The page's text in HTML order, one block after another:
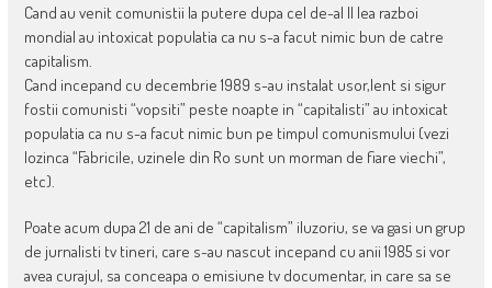
Cand au venit comunistii la putere dupa cel de-al II lea razboi
mondial au intoxicat populatia ca nu s-a facut nimic bun de catre
capitalism.
Cand incepand cu decembrie 1989 s-au instalat usor,lent si sigur
fostii comunisti “vopsiti” peste noapte in “capitalisti” au intoxicat
populatia ca nu s-a facut nimic bun pe timpul comunismului (vezi
lozinca “Fabricile, uzinele din Ro sunt un morman de fiare viechi”,
etc).
Poate acum dupa 21 de ani de “capitalism” iluzoriu, se va gasi un grup
de jurnalisti tv tineri, care s-au nascut incepand cu anii 1985 si vor
avea curajul, sa conceapa o emisiune tv documentar, in care sa se